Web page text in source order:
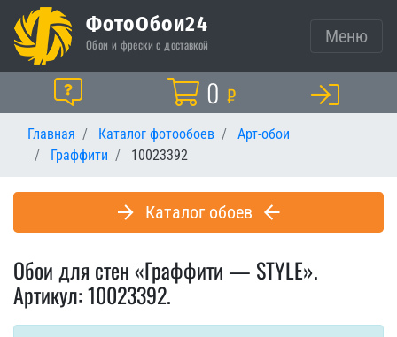
ФотоОбои24
Обои и фрески с доставкой Меню
Помощь Корзина
0 ₽
Главная Каталог фотообоев
Арт-обои
Граффити
10023392
Каталог обоев
Обои для стен «Граффити — STYLE».
Артикул: 10023392.